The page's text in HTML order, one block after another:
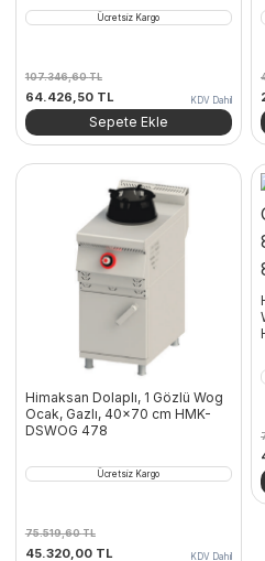
Ücretsiz Kargo
107.346,60TL
Orijinal
fiyat:
107.346,60 TL.
64.426,50 TL
andaki
fiyat:
KDV Dahil
Sepete Ekle
Himaksan Dolaplı, 1 Gözlü Wog
Ocak, Gazlı, 40×70 cm HMK-
DSWOG 478
Ücretsiz Kargo
75.519,60TL
Orijinal
45.320,00 TLŞu
KDV Dahil